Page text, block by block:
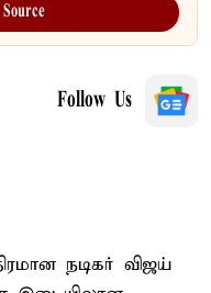
Follow Us
நடிகர் விஜய்